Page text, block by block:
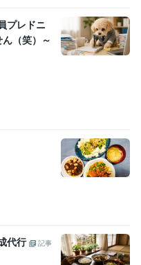
プレドニ
（笑）～
代行
記事